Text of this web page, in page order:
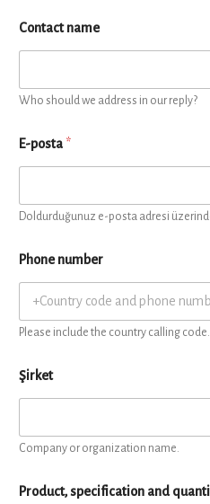
Contact name
Who should we address in our reply?
E-posta *
Doldurduğunuz e-posta adresi
Phone number
Please include the country calling code.
Şirket
Company or organization name.
Product, specification and